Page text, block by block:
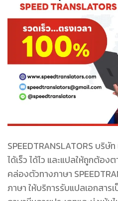
SPEEDTRANSLATORS บริษั
ได้เร็ว ได้ไว และแปลให้ถูกต้อง
คล่องตัวทางภาษา
ภาษา ให้บริการรับแปลเอกสาร